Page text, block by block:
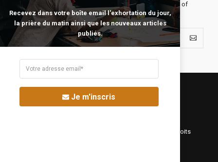
seeing with new eyes. All journeys have secret destinations of
which the traveler is unaware.
©Fréquence Chrétienne Production 2016-2025. Tous droits
Recevez dans votre boîte email l'exhortation du jour,
la prière du matin ainsi que les nouveaux articles
publiés.
Je m'inscris